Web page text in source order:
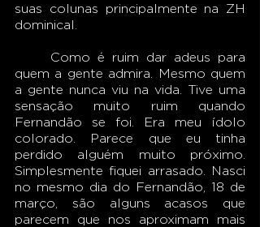
suas colunas principalmente na ZH
dominical.
quem a gente admira. Mesmo quem
a gente nunca viu na vida. Tive uma
sensação muito ruim quando
Fernandão se foi. Era meu ídolo
colorado. Parece que eu tinha
perdido alguém muito próximo.
Simplesmente fiquei arrasado. Nasci
no mesmo dia do Fernandão, 18 de
março, são alguns acasos que
parecem que nos aproximam mais